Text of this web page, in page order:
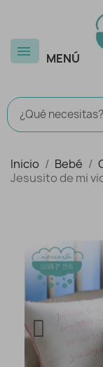
MENÚ
Inicio Bebé
Jesusito de mi